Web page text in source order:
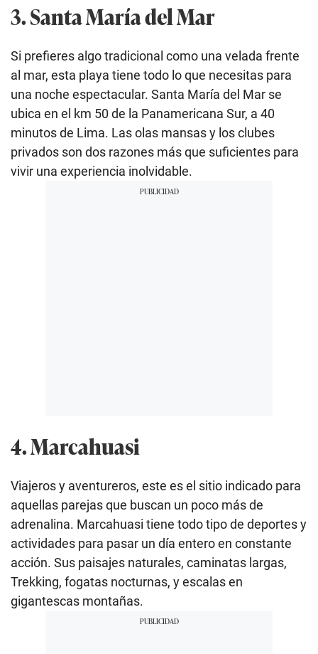
3. Santa María del Mar
Si prefieres algo tradicional como una velada frente
al mar, esta playa tiene todo lo que necesitas para
una noche espectacular. Santa María del Mar se
ubica en el km 50 de la Panamericana Sur, a 40
minutos de Lima. Las olas mansas y los clubes
privados son dos razones más que suficientes para
vivir una experiencia inolvidable.
4. Marcahuasi
Viajeros y aventureros, este es el sitio indicado para
aquellas parejas que buscan un poco más de
adrenalina. Marcahuasi tiene todo tipo de deportes y
actividades para pasar un día entero en constante
acción. Sus paisajes naturales, caminatas largas,
Trekking, fogatas nocturnas, y escalas en
gigantescas montañas.